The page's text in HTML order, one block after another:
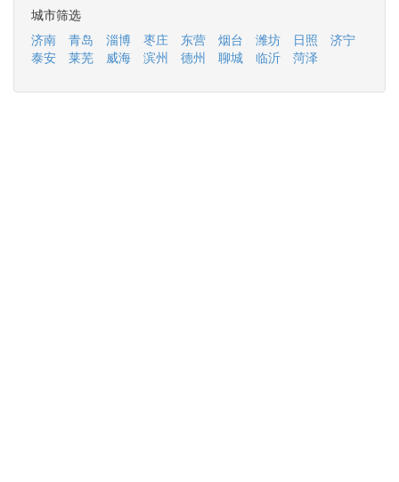
城市筛选
济南
青岛 淄博 枣庄 东营 烟台 潍坊 日照
济宁
泰安
莱芜 威海 滨州 德州 聊城 临沂 菏泽